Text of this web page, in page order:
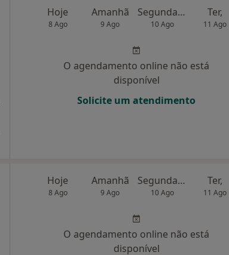
Hoje
8 Ago
Amanhã
9 Ago
Segunda-feira
10 Ago
Ter,
11 Ago
O agendamento online não está
disponível
Solicite um atendimento
Hoje
8 Ago
Amanhã
9 Ago
Segunda-feira
10 Ago
Ter,
11 Ago
O agendamento online não está
disponível